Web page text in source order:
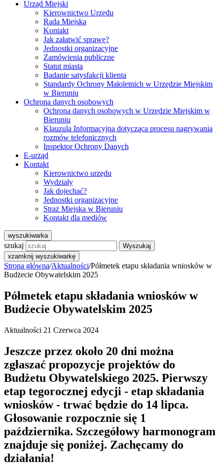
Urząd Miejski
Kierownictwo Urzędu
Rada Miejska
Kontakt
Jak załatwić sprawę?
Jednostki organizacyjne
Zamówienia publiczne
Statut miasta
Badanie satysfakcji klienta
Standardy Ochrony Małoletnich w Urzędzie Miejskim
w Bieruniu
Ochrona danych osobowych
Ochrona danych osobowych w Urzędzie Miejskim w
Bieruniu
Klauzula Informacyjna dotycząca procesu nagrywania
rozmów telefonicznych
Inspektor Ochrony Danych
E-urząd
Kontakt
Kierownictwo urzędu
Wydziały
Jak dojechać?
Jednostki organizacyjne
Straż Miejska w Bieruniu
Kontakt dla mediów
wyszukiwarka
szukaj
Wyszukaj
xzamknij wyszukiwarkę
Strona główna/Aktualności/Półmetek etapu składania wniosków w
Budżecie Obywatelskim 2025
Półmetek etapu składania wniosków w
Budżecie Obywatelskim 2025
Aktualności 21 Czerwca 2024
Jeszcze przez około 20 dni można
zgłaszać propozycje projektów do
Budżetu Obywatelskiego 2025. Pierwszy
etap tegorocznej edycji - etap składania
wniosków - trwać będzie do 14 lipca.
Głosowanie rozpocznie się 1
października. Szczegółowy harmonogram
znajduje się poniżej. Zachęcamy do
działania!